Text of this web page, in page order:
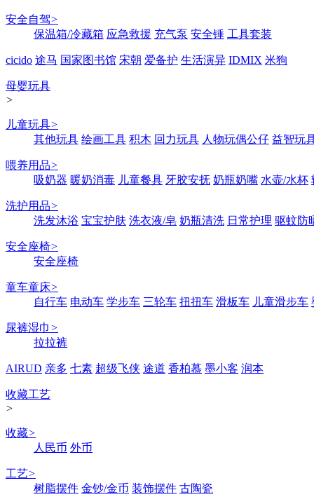
安全自驾>
保温箱/冷藏箱 应急救援 充气泵 安全锤 工具套装
cicido 途马 国家图书馆 宋朝 爱备护 生活演异 IDMIX 米狗
母婴玩具
>
儿童玩具>
其他玩具 绘画工具 积木 回力玩具 人物玩偶公仔 益智玩
喂养用品>
吸奶器 暖奶消毒 儿童餐具 牙胶安抚 奶瓶奶嘴 水壶/水杯
洗护用品>
洗发沐浴 宝宝护肤 洗衣液/皂 奶瓶清洗 日常护理 驱蚊防
安全座椅>
安全座椅
童车童床>
自行车 电动车 学步车 三轮车 扭扭车 滑板车 儿童滑步车
尿裤湿巾 >
拉拉裤
AIRUD 亲多 七素 超级飞侠 途道 香柏慕 墨小客 润本
收藏工艺
>
收藏>
人民币 外币
工艺>
树脂摆件 金钞/金币 装饰摆件 古陶瓷